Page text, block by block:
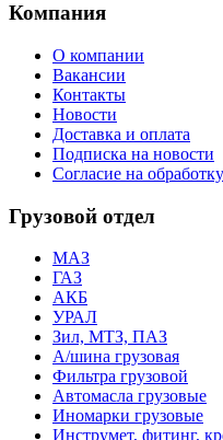
Компания
О компании
Вакансии
Контакты
Новости
Доставка и оплата
Подписка на новости
Согласие на
Грузовой отдел
МАЗ
ГАЗ
АКБ
УРАЛ
Зил, МТЗ, ПАЗ
А/шина грузовая
Фильтра грузовой
Автомасла грузовые
Иномарки грузовые
Инструмет, фитинг,